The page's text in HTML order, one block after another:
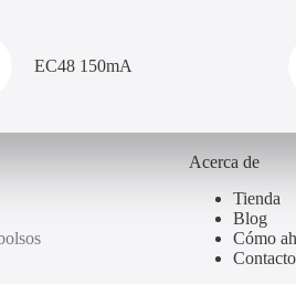
EC48 150mA
Acerca de
Tienda
Blog
Cómo
Contacto